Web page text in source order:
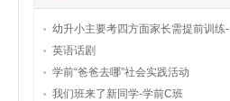
幼升小主要考四方面家长需提前训练-
英语话剧
学前“爸爸去哪”社会实践活动
我们班来了新同学-学前C班